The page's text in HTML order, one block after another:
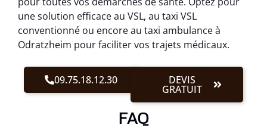
une solution efficace au VSL, au taxi VSL
conventionné ou encore au taxi ambulance à
Odratzheim pour faciliter vos trajets médicaux.
09.75.18.12.30 DEVIS
GRATUIT
FAQ